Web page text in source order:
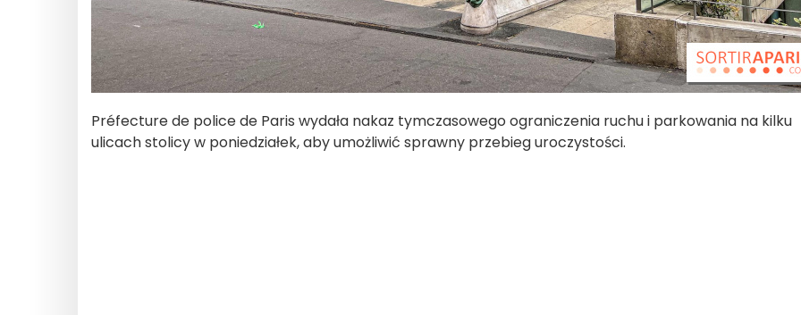
Préfecture de police de Paris wydała nakaz tymczasowego ograniczenia ruchu i parkowania na kilku
ulicach stolicy w poniedziałek, aby umożliwić sprawny przebieg uroczystości.